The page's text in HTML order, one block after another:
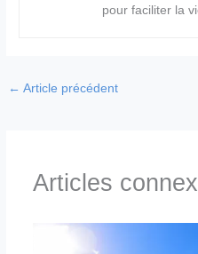
pour faciliter la
← Article précédent
Articles